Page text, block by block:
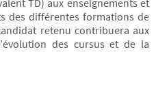
TD) aux enseignements et
des différentes formations de
retenu contribuera aux
des cursus et de la